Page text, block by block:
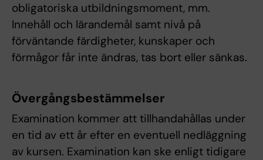
obligatoriska utbildningsmoment, mm.
Innehåll och lärandemål samt nivå på
förväntande färdigheter, kunskaper och
förmågor får inte ändras, tas bort eller sänkas.
Övergångsbestämmelser
Examination kommer att tillhandahållas under
en tid av ett år efter en eventuell nedläggning
av kursen. Examination kan ske enligt tidigare